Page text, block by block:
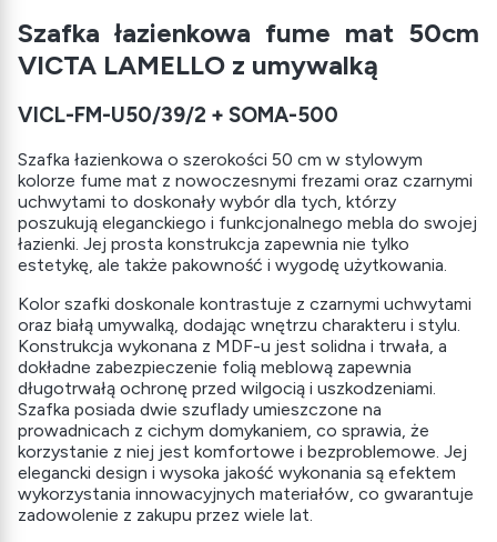
Szafka łazienkowa fume mat 50cm
VICTA LAMELLO z umywalką
VICL-FM-U50/39/2 + SOMA-500
Szafka łazienkowa o szerokości 50 cm w stylowym
kolorze fume mat z nowoczesnymi frezami oraz czarnymi
uchwytami to doskonały wybór dla tych, którzy
poszukują eleganckiego i funkcjonalnego mebla do swojej
łazienki. Jej prosta konstrukcja zapewnia nie tylko
estetykę, ale także pakowność i wygodę użytkowania.
Kolor szafki doskonale kontrastuje z czarnymi uchwytami
oraz białą umywalką, dodając wnętrzu charakteru i stylu.
Konstrukcja wykonana z MDF-u jest solidna i trwała, a
dokładne zabezpieczenie folią meblową zapewnia
długotrwałą ochronę przed wilgocią i uszkodzeniami.
Szafka posiada dwie szuflady umieszczone na
prowadnicach z cichym domykaniem, co sprawia, że
korzystanie z niej jest komfortowe i bezproblemowe. Jej
elegancki design i wysoka jakość wykonania są efektem
wykorzystania innowacyjnych materiałów, co gwarantuje
zadowolenie z zakupu przez wiele lat.